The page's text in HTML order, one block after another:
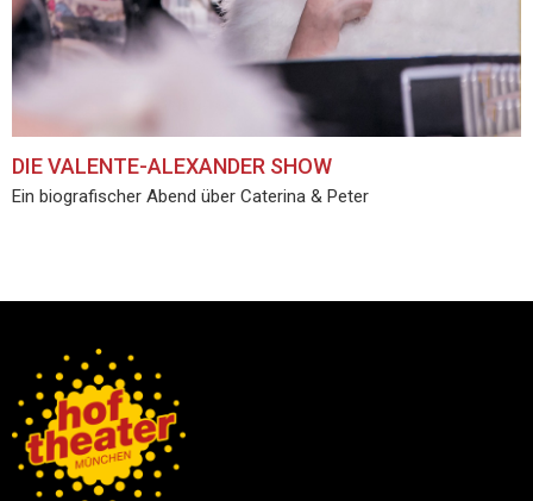
DIE VALENTE-ALEXANDER SHOW
Ein biografischer Abend über Caterina & Peter